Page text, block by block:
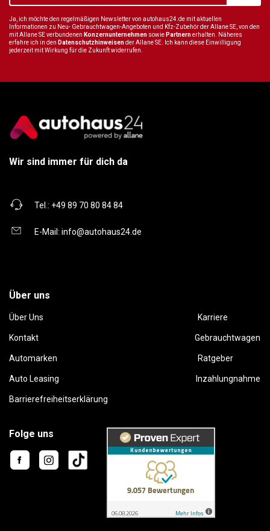
Ja, ich möchte den regelmäßigen Newsletter von autohaus24.de mit aktuellen
Informationen zu Neu- Gebrauchtwagen-Angeboten und Kfz-Zubehör der Allane SE, von den
mit Allane SE verbundenen Konzernunternehmen sowie Partnernerhalten. Näheres
erfahre ich in den Datenschutzhinweisender Allane SE. Ich kann diese Einwilligung
jederzeit mit Wirkung für die Zukunft widerrufen.
Wir sind immer für dich da
Tel.: +49 89 70 80 84 84
E-Mail: info@autohaus24.de
Über uns
Über Uns Karriere
Kontakt Gebrauchtwagen
Automarken Ratgeber
Auto Leasing Inzahlungnahme
Barrierefreiheitserklärung
Folge uns